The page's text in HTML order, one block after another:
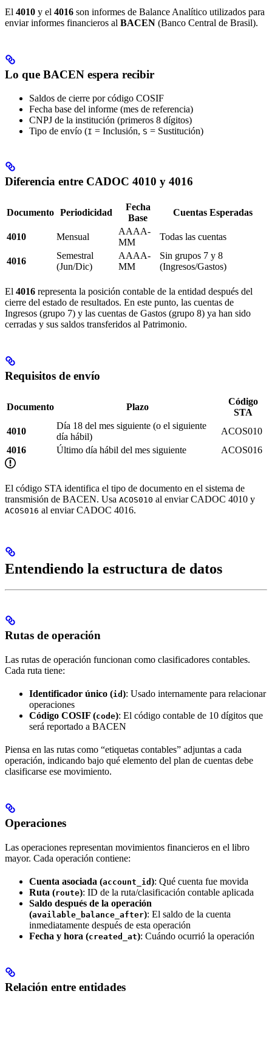
El 4010 y el 4016 son informes de Balance Analítico utilizados para
enviar informes financieros al BACEN (Banco Central de Brasil).
Lo que BACEN espera recibir
Saldos de cierre por código COSIF
Fecha base del informe (mes de referencia)
CNPJ de la institución (primeros 8 dígitos)
Tipo de envío (I = Inclusión, S = Sustitución)
Diferencia entre CADOC 4010 y 4016
Documento Periodicidad
Fecha
Base
Cuentas Esperadas
4010 Mensual
AAAA-
MM
Todas las cuentas
4016
Semestral
(Jun/Dic)
AAAA-
MM
Sin grupos 7 y 8
(Ingresos/Gastos)
El 4016 representa la posición contable de la entidad después del
cierre del estado de resultados. En este punto, las cuentas de
Ingresos (grupo 7) y las cuentas de Gastos (grupo 8) ya han sido
cerradas y sus saldos transferidos al Patrimonio.
Requisitos de envío
Documento Plazo
Código
STA
4010
Día 18 del mes siguiente (o el siguiente
día hábil)
ACOS010
4016
Último día hábil del mes siguiente ACOS016
El código STA identifica el tipo de documento en el sistema de
transmisión de BACEN. Usa ACOS010 al enviar CADOC 4010 y
ACOS016 al enviar CADOC 4016.
Entendiendo la estructura de datos
Rutas de operación
Las rutas de operación funcionan como clasificadores contables.
Cada ruta tiene:
Identificador único (id ): Usado internamente para relacionar
operaciones
Código COSIF (code): El código contable de 10 dígitos que
será reportado a BACEN
Piensa en las rutas como “etiquetas contables” adjuntas a cada
operación, indicando bajo qué elemento del plan de cuentas debe
clasificarse ese movimiento.
Operaciones
Las operaciones representan movimientos financieros en el libro
mayor. Cada operación contiene:
Cuenta asociada (account_id ): Qué cuenta fue movida
Ruta (route): ID de la ruta/clasificación contable aplicada
Saldo después de la operación
(available_balance_after): El saldo de la cuenta
inmediatamente después de esta operación
Fecha y hora (created_at): Cuándo ocurrió la operación
Relación entre entidades